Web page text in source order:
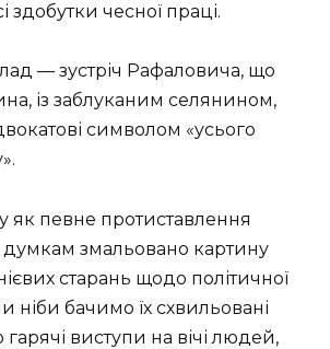
здобутки чесної праці.
— зустріч Рафаловича, що
із заблуканим селянином,
символом «усього
як певне протиставлення
думкам змальовано картину
старань щодо політичної
ніби бачимо їх схвильовані
виступи на вічі людей,